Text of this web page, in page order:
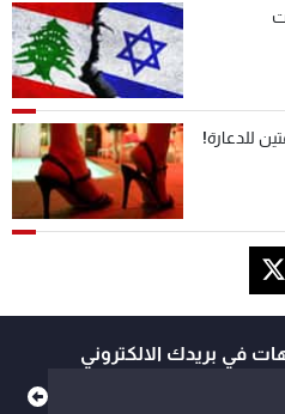
للدعارة!
في بريدك الالكتروني